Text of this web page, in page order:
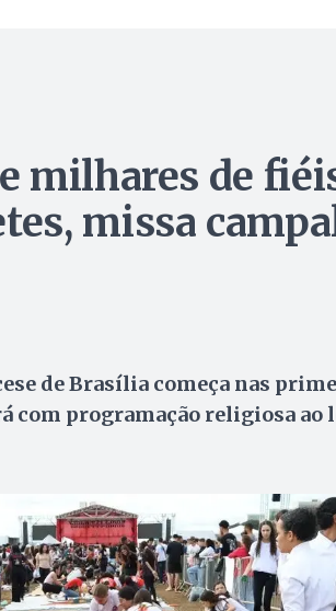
milhares de
missa
de Brasília começa nas
com programação religiosa ao